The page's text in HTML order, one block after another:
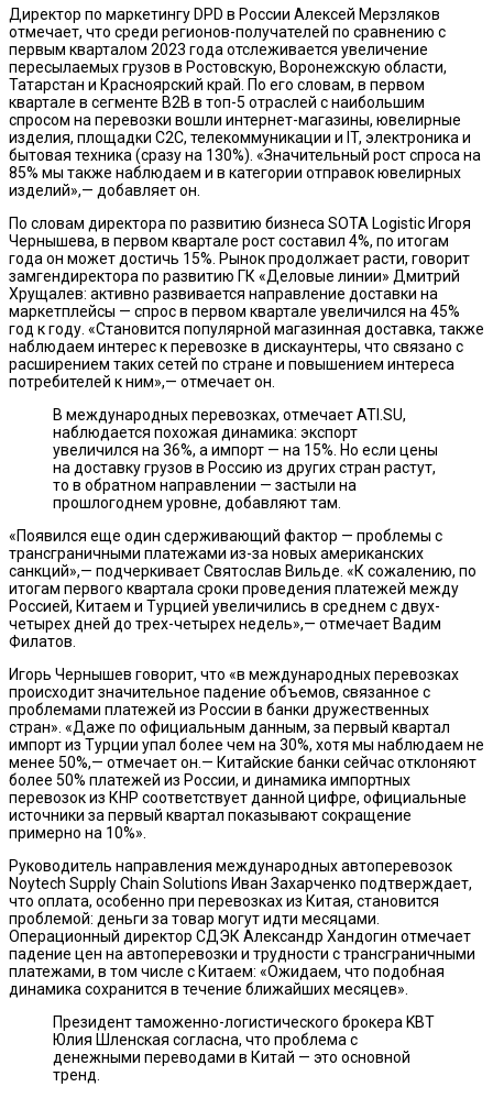
Директор по маркетингу DPD в России Алексей Мерзляков
отмечает, что среди регионов-получателей по сравнению с
первым кварталом 2023 года отслеживается увеличение
пересылаемых грузов в Ростовскую, Воронежскую области,
Татарстан и Красноярский край. По его словам, в первом
квартале в сегменте B2B в топ-5 отраслей с наибольшим
спросом на перевозки вошли интернет-магазины, ювелирные
изделия, площадки C2C, телекоммуникации и IT, электроника и
бытовая техника (сразу на 130%). «Значительный рост спроса на
85% мы также наблюдаем и в категории отправок ювелирных
изделий»,— добавляет он.
По словам директора по развитию бизнеса SOTA Logistic Игоря
Чернышева, в первом квартале рост составил 4%, по итогам
года он может достичь 15%. Рынок продолжает расти, говорит
замгендиректора по развитию ГК «Деловые линии» Дмитрий
Хрущалев: активно развивается направление доставки на
маркетплейсы — спрос в первом квартале увеличился на 45%
год к году. «Становится популярной магазинная доставка, также
наблюдаем интерес к перевозке в дискаунтеры, что связано с
расширением таких сетей по стране и повышением интереса
потребителей к ним»,— отмечает он.
В международных перевозках, отмечает ATI.SU,
наблюдается похожая динамика: экспорт
увеличился на 36%, а импорт — на 15%. Но если цены
на доставку грузов в Россию из других стран растут,
то в обратном направлении — застыли на
прошлогоднем уровне, добавляют там.
«Появился еще один сдерживающий фактор — проблемы с
трансграничными платежами из-за новых американских
санкций»,— подчеркивает Святослав Вильде. «К сожалению, по
итогам первого квартала сроки проведения платежей между
Россией, Китаем и Турцией увеличились в среднем с двух-
четырех дней до трех-четырех недель»,— отмечает Вадим
Филатов.
Игорь Чернышев говорит, что «в международных перевозках
происходит значительное падение объемов, связанное с
проблемами платежей из России в банки дружественных
стран». «Даже по официальным данным, за первый квартал
импорт из Турции упал более чем на 30%, хотя мы наблюдаем не
менее 50%,— отмечает он.— Китайские банки сейчас отклоняют
более 50% платежей из России, и динамика импортных
перевозок из КНР соответствует данной цифре, официальные
источники за первый квартал показывают сокращение
примерно на 10%».
Руководитель направления международных автоперевозок
Noytech Supply Chain Solutions Иван Захарченко подтверждает,
что оплата, особенно при перевозках из Китая, становится
проблемой: деньги за товар могут идти месяцами.
Операционный директор СДЭК Александр Хандогин отмечает
падение цен на автоперевозки и трудности с трансграничными
платежами, в том числе с Китаем: «Ожидаем, что подобная
динамика сохранится в течение ближайших месяцев».
Президент таможенно-логистического брокера KBT
Юлия Шленская согласна, что проблема с
денежными переводами в Китай — это основной
тренд.